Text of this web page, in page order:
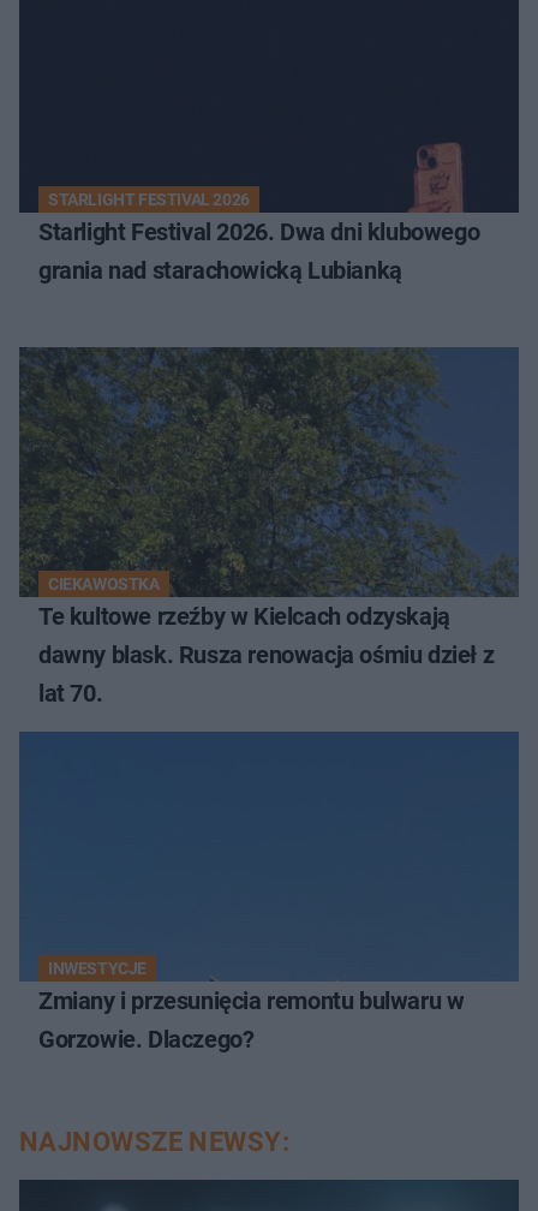
STARLIGHT FESTIVAL 2026
Starlight Festival 2026. Dwa dni klubowego
grania nad starachowicką Lubianką
CIEKAWOSTKA
Te kultowe rzeźby w Kielcach odzyskają
dawny blask. Rusza renowacja ośmiu dzieł z
lat 70.
INWESTYCJE
Zmiany i przesunięcia remontu bulwaru w
Gorzowie. Dlaczego?
NAJNOWSZE NEWSY: